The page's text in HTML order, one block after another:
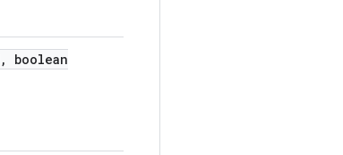
,
boolean